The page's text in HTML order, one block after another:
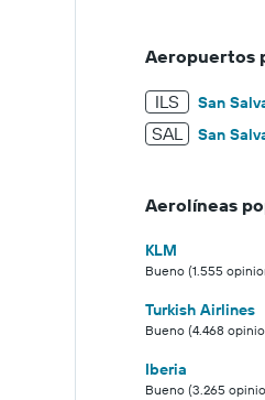
Aeropuertos
ILS San
SAL San
Aerolíneas
KLM
Bueno (1.555
Turkish Airlines
Bueno (4.468
Iberia
Bueno (3.265